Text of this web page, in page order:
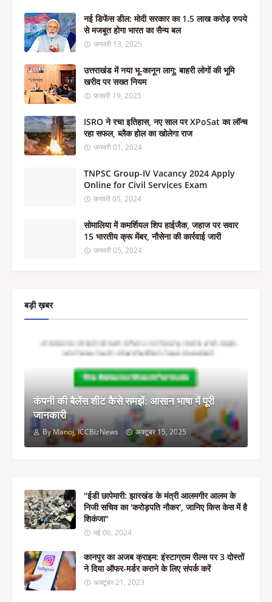
नई डिफेंस डील: मोदी सरकार का 1.5 लाख करोड़ रुपये
से मजबूत होगा भारत का सैन्य बल
जनवरी 13, 2025
उत्तराखंड में नया भू-कानून लागू: बाहरी लोगों की भूमि
खरीद पर सख्त नियम
फ़रवरी 19, 2025
ISRO ने रचा इतिहास, नए साल पर XPoSat का लॉन्च
रहा सफल, ब्लैक होल का खोलेगा राज
जनवरी 01, 2024
TNPSC Group-IV Vacancy 2024 Apply
Online for Civil Services Exam
फ़रवरी 05, 2024
सोमालिया में कमर्शियल शिप हाईजैक, जहाज पर सवार
15 भारतीय क्रू मेंबर, नौसेना की कार्रवाई जारी
जनवरी 05, 2024
बड़ी ख़बर
कंपनी की बैलेंस शीट कैसे समझें: आसान भाषा में पूरी
जानकारी
By Manoj, ICCBizNews अक्टूबर 15, 2025
"ईडी छापेमारी: झारखंड के मंत्री आलमगीर आलम के
निजी सचिव का 'करोड़पति नौकर', जानिए किस केस में है
शिकंजा"
मई 06, 2024
कानपुर का अजब क्राइम: इंस्टाग्राम रील्स पर 3 दोस्तों
ने दिया ऑफर-मर्डर कराने के लिए संपर्क करें
अक्टूबर 21, 2023